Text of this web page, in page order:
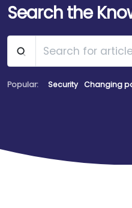
Search the
Popular: Security Changing